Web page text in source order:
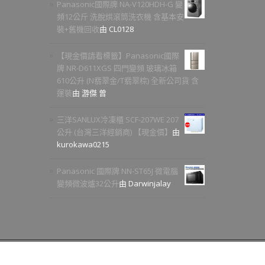
Panasonic國際牌 NA-V120HDH-G 變
頻12公斤 洗脫烘滾筒洗衣機 含基本安
裝+舊機回收由 CL0128
【現金價請看標籤】Panasonic國際
牌 NR-D611XGS 四門變頻 玻璃冰箱
610公升 (N翡翠金/T翡翠棕) 全新公司貨 含
運裝由 游傑 曾
三洋SANLUX冷凍櫃 SCF-207WE 207
公升 (台灣三洋經銷商) 【現金價】 由
kurokawa0215
Panasonic 國際牌 NN-ST65J 微電腦
變頻微波爐32公升由 Darwinjalay